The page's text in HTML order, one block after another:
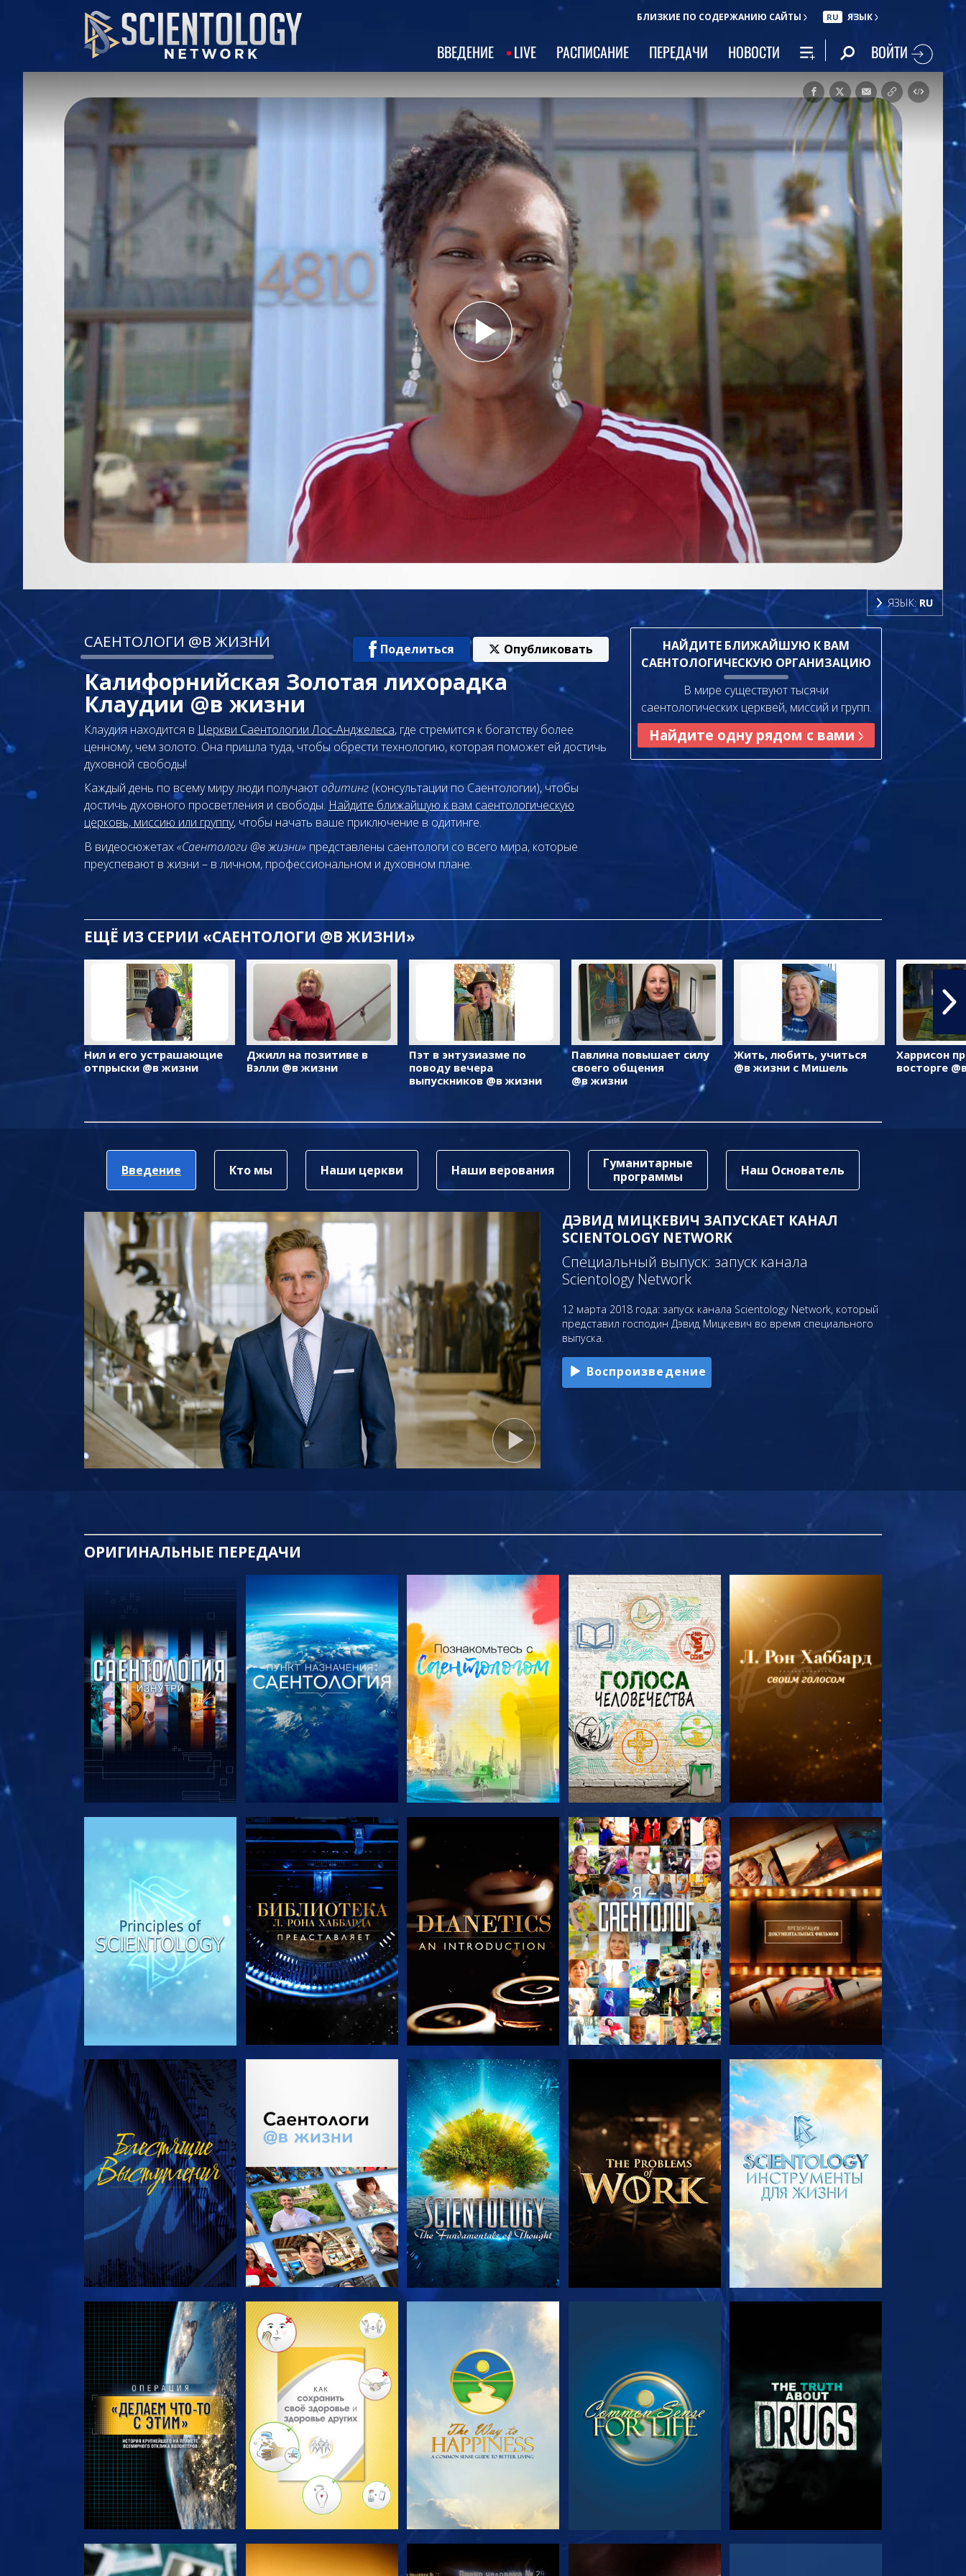
БЛИЗКИЕ ПО СОДЕРЖАНИЮ САЙТЫ RU ЯЗЫК
ВВЕДЕНИЕ LIVE РАСПИСАНИЕ ПЕРЕДАЧИ НОВОСТИ ВОЙТИ
Play
Video
ЯЗЫК: RU
САЕНТОЛОГИ @В ЖИЗНИ Поделиться Опубликовать
Калифорнийская Золотая лихорадка
Клаудии @в жизни
Клаудия находится в Церкви Саентологии Лос-Анджелеса, где стремится к богатству более
ценному, чем золото. Она пришла туда, чтобы обрести технологию, которая поможет ей достичь
духовной свободы!
Каждый день по всему миру люди получаютодитинг (консультации по Саентологии), чтобы
достичь духовного просветления и свободы. Найдите ближайшую к вам саентологическую
церковь, миссию или группу, чтобы начать ваше приключение в одитинге.
В видеосюжетах«Саентологи @в жизни» представлены саентологи со всего мира, которые
преуспевают в жизни – в личном, профессиональном и духовном плане.
НАЙДИТЕ БЛИЖАЙШУЮ К ВАМ
САЕНТОЛОГИЧЕСКУЮ ОРГАНИЗАЦИЮ
В мире существуют тысячи
саентологических церквей, миссий и групп.
Найдите одну рядом с вами
ЕЩЁ ИЗ СЕРИИ «САЕНТОЛОГИ @В ЖИЗНИ»
Нил и его устрашающие
отпрыски @в жизни
Джилл на позитиве в
Вэлли @в жизни
Пэт в энтузиазме по
поводу вечера
выпускников @в жизни
Павлина повышает силу
своего общения
@в жизни
Жить, любить, учиться
@в жизни с Мишель
Харрисон
восторге
Введение Кто мы Наши церкви Наши верования
Гуманитарные
программы
Наш Основатель
ДЭВИД МИЦКЕВИЧ ЗАПУСКАЕТ КАНАЛ
SCIENTOLOGY NETWORK
Специальный выпуск: запуск канала
Scientology Network
12 марта 2018 года: запуск канала Scientology Network, который
представил господин Дэвид Мицкевич во время специального
выпуска.
Воспроизведение
ОРИГИНАЛЬНЫЕ ПЕРЕДАЧИ
СМОТРЕТЬ ПЕРЕДАЧИ СМОТРЕТЬ ПЕРЕДАЧИ СМОТРЕТЬ ПЕРЕДАЧИ СМОТРЕТЬ ПЕРЕДАЧИ СМОТРЕТЬ ПЕРЕДАЧИ
СМОТРЕТЬ СМОТРЕТЬ СМОТРЕТЬ ПЕРЕДАЧИ СМОТРЕТЬ ПЕРЕДАЧИ
СМОТРЕТЬ ПЕРЕДАЧИ СМОТРЕТЬ ПЕРЕДАЧИ